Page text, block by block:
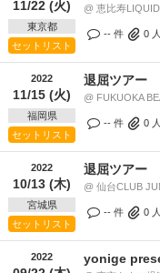
11/22 (火)
東京都
セットリスト
@ 恵比寿
-- 件 0 人
2022
11/15 (火)
福岡県
セットリスト
退屈ツアー
@ FUKUOKA
-- 件 0 人
2022
10/13 (木)
宮城県
セットリスト
退屈ツアー
@ 仙台CLUB
-- 件 0 人
2022 yonige